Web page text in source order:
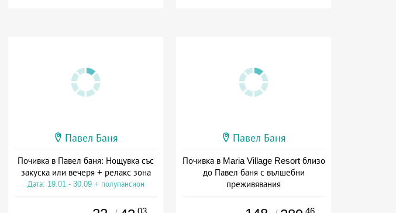
Павел Баня
Почивка в Павел баня: Нощувка със
закуска или вечеря + релакс зона
Дата: 19.01 - 30.09 + полупансион
.03
Павел Баня
Почивка в Maria Village Resort близо
до Павел баня с вълшебни
преживявания
.46